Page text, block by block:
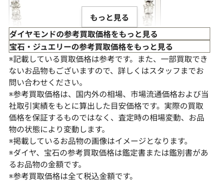
Pt･Pm900 ダイヤモンド ネックレス
17.45ct
参考買取価格
K18 ダイヤモン
もっと見る
ダイヤモンドの参考買取価格をもっと見る
宝石・ジュエリーの参考買取価格をもっと見る
※記載している買取価格は参考です。また、一部買取でき
ないお品物もございますので、詳しくはスタッフまでお
問い合わせください。
※参考買取価格は、国内外の相場、市場流通価格および当
社取引実績をもとに算出した目安価格です。実際の買取
価格を保証するものではなく、査定時の相場変動、お品
物の状態により変動します。
※掲載しているお品物の画像はイメージとなります。
※ダイヤ、宝石の参考買取価格は鑑定書または鑑別書があ
るお品物の金額です。
※参考買取価格は全て税込金額です。